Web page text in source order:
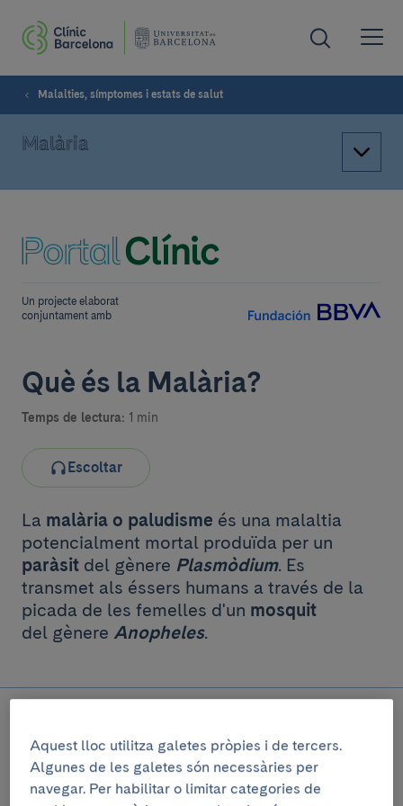
Malalties, símptomes i estats de salut
Malària
Un projecte elaborat
conjuntament amb
Què és la Malària?
Temps de lectura: 1 min
Escoltar
La malària o paludisme és una malaltia
potencialment mortal produïda per un
paràsit del gènere Plasmòdium. Es
transmet als éssers humans a través de la
picada de les femelles d'un mosquit
del gènere Anopheles.
Aquest lloc utilitza galetes pròpies i de tercers.
Algunes de les galetes són necessàries per
navegar. Per habilitar o limitar categories de